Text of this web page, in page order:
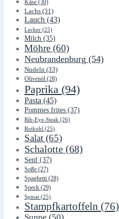
Käse (30)
Lachs (31)
Lauch (43)
Lecker (25)
Milch (35)
Möhre (60)
Neubrandenburg (54)
Nudeln (33)
Olivenöl (28)
Paprika (94)
Pasta (45)
Pommes frites (37)
Rib-Eye-Steak (26)
Rotkohl (25)
Salat (65)
Schalotte (68)
Senf (37)
Soße (27)
Spaghetti (28)
Speck (29)
Spinat (25)
Stampfkartoffeln (76)